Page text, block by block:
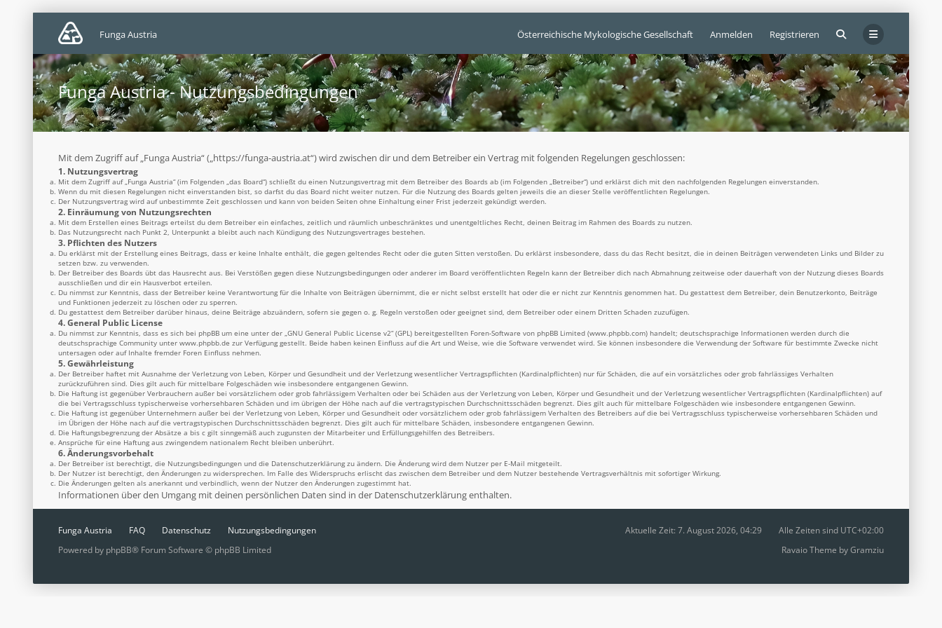
Österreichische Mykologische Gesellschaft Anmelden Registrieren
Funga Austria
Funga Austria - Nutzungsbedingungen
Mit dem Zugriff auf „Funga Austria“ („https://funga-austria.at“) wird zwischen dir und dem Betreiber ein Vertrag mit folgenden Regelungen geschlossen:
1. Nutzungsvertrag
Mit dem Zugriff auf „Funga Austria“ (im Folgenden „das Board“) schließt du einen Nutzungsvertrag mit dem Betreiber des Boards ab (im Folgenden „Betreiber“) und erklärst dich mit den nachfolgenden Regelungen einverstanden.
Wenn du mit diesen Regelungen nicht einverstanden bist, so darfst du das Board nicht weiter nutzen. Für die Nutzung des Boards gelten jeweils die an dieser Stelle veröffentlichten Regelungen.
Der Nutzungsvertrag wird auf unbestimmte Zeit geschlossen und kann von beiden Seiten ohne Einhaltung einer Frist jederzeit gekündigt werden.
2. Einräumung von Nutzungsrechten
Mit dem Erstellen eines Beitrags erteilst du dem Betreiber ein einfaches, zeitlich und räumlich unbeschränktes und unentgeltliches Recht, deinen Beitrag im Rahmen des Boards zu nutzen.
Das Nutzungsrecht nach Punkt 2, Unterpunkt a bleibt auch nach Kündigung des Nutzungsvertrages bestehen.
3. Pflichten des Nutzers
Du erklärst mit der Erstellung eines Beitrags, dass er keine Inhalte enthält, die gegen geltendes Recht oder die guten Sitten verstoßen. Du erklärst insbesondere, dass du das Recht besitzt, die in deinen Beiträgen verwendeten Links und Bilder zu
setzen bzw. zu verwenden.
Der Betreiber des Boards übt das Hausrecht aus. Bei Verstößen gegen diese Nutzungsbedingungen oder anderer im Board veröffentlichten Regeln kann der Betreiber dich nach Abmahnung zeitweise oder dauerhaft von der Nutzung dieses Boards
ausschließen und dir ein Hausverbot erteilen.
Du nimmst zur Kenntnis, dass der Betreiber keine Verantwortung für die Inhalte von Beiträgen übernimmt, die er nicht selbst erstellt hat oder die er nicht zur Kenntnis genommen hat. Du gestattest dem Betreiber, dein Benutzerkonto, Beiträge
und Funktionen jederzeit zu löschen oder zu sperren.
Du gestattest dem Betreiber darüber hinaus, deine Beiträge abzuändern, sofern sie gegen o. g. Regeln verstoßen oder geeignet sind, dem Betreiber oder einem Dritten Schaden zuzufügen.
4. General Public License
Du nimmst zur Kenntnis, dass es sich bei phpBB um eine unter der „GNU General Public License v2“ (GPL) bereitgestellten Foren-Software von phpBB Limited (www.phpbb.com) handelt; deutschsprachige Informationen werden durch die
deutschsprachige Community unter www.phpbb.de zur Verfügung gestellt. Beide haben keinen Einfluss auf die Art und Weise, wie die Software verwendet wird. Sie können insbesondere die Verwendung der Software für bestimmte Zwecke nicht
untersagen oder auf Inhalte fremder Foren Einfluss nehmen.
5. Gewährleistung
Der Betreiber haftet mit Ausnahme der Verletzung von Leben, Körper und Gesundheit und der Verletzung wesentlicher Vertragspflichten (Kardinalpflichten) nur für Schäden, die auf ein vorsätzliches oder grob fahrlässiges Verhalten
zurückzuführen sind. Dies gilt auch für mittelbare Folgeschäden wie insbesondere entgangenen Gewinn.
Die Haftung ist gegenüber Verbrauchern außer bei vorsätzlichem oder grob fahrlässigem Verhalten oder bei Schäden aus der Verletzung von Leben, Körper und Gesundheit und der Verletzung wesentlicher Vertragspflichten (Kardinalpflichten) auf
die bei Vertragsschluss typischerweise vorhersehbaren Schäden und im übrigen der Höhe nach auf die vertragstypischen Durchschnittsschäden begrenzt. Dies gilt auch für mittelbare Folgeschäden wie insbesondere entgangenen Gewinn.
Die Haftung ist gegenüber Unternehmern außer bei der Verletzung von Leben, Körper und Gesundheit oder vorsätzlichem oder grob fahrlässigem Verhalten des Betreibers auf die bei Vertragsschluss typischerweise vorhersehbaren Schäden und
im Übrigen der Höhe nach auf die vertragstypischen Durchschnittsschäden begrenzt. Dies gilt auch für mittelbare Schäden, insbesondere entgangenen Gewinn.
Die Haftungsbegrenzung der Absätze a bis c gilt sinngemäß auch zugunsten der Mitarbeiter und Erfüllungsgehilfen des Betreibers.
Ansprüche für eine Haftung aus zwingendem nationalem Recht bleiben unberührt.
6. Änderungsvorbehalt
Der Betreiber ist berechtigt, die Nutzungsbedingungen und die Datenschutzerklärung zu ändern. Die Änderung wird dem Nutzer per E-Mail mitgeteilt.
Der Nutzer ist berechtigt, den Änderungen zu widersprechen. Im Falle des Widerspruchs erlischt das zwischen dem Betreiber und dem Nutzer bestehende Vertragsverhältnis mit sofortiger Wirkung.
Die Änderungen gelten als anerkannt und verbindlich, wenn der Nutzer den Änderungen zugestimmt hat.
Informationen über den Umgang mit deinen persönlichen Daten sind in der Datenschutzerklärung enthalten.
Funga Austria FAQ Datenschutz Nutzungsbedingungen Alle Zeiten sind UTC+02:00
Aktuelle Zeit: 7. August 2026, 04:29
Powered by phpBB® Forum Software © phpBB Limited Ravaio Theme byGramziu